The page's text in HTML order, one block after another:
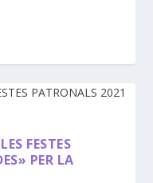
FESTES
PER LA